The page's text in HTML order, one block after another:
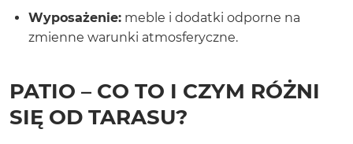
Wyposażenie: meble i dodatki odporne na
zmienne warunki atmosferyczne.
PATIO – CO TO I CZYM RÓŻNI
SIĘ OD TARASU?